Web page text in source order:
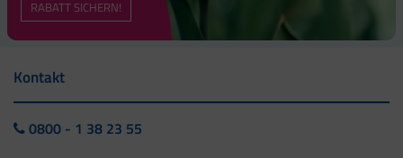
RABATT SICHERN!
Kontakt
0800 - 1 38 23 55